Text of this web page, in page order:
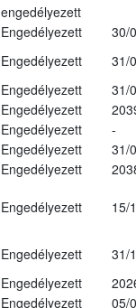
engedélyezett
Engedélyezett
30/
Engedélyezett
31/
Engedélyezett
31/
Engedélyezett
Engedélyezett
-
Engedélyezett
31/
Engedélyezett
Engedélyezett 15/
Engedélyezett
31/
Engedélyezett
Engedélyezett
05/